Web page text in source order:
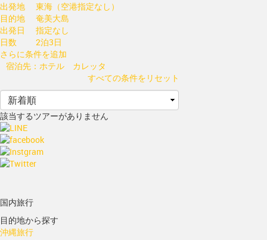
出発地
東海（空港指定なし）
目的地
奄美大島
出発日
指定なし
日数
2泊3日
さらに条件を追加
宿泊先：ホテル カレッタ
すべての条件をリセット
該当するツアーがありません
国内旅行
目的地から探す
沖縄旅行